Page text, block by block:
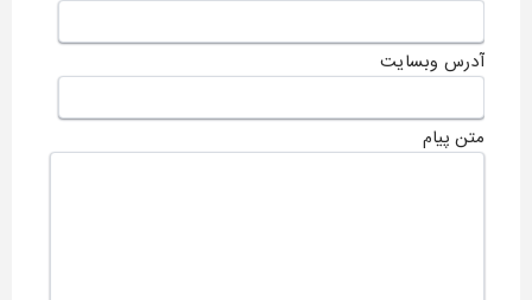
آدرس وبسایت
متن پیام